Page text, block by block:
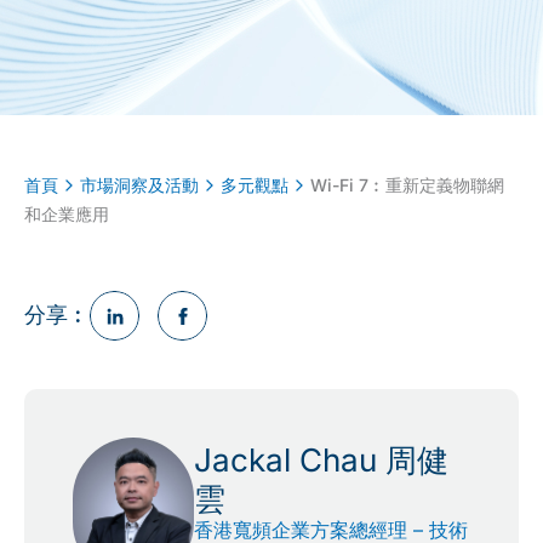
首頁 市場洞察及活動 多元觀點
Wi-Fi 7︰重新定義物聯網
和企業應用
分享︰
Jackal Chau 周健
雲
香港寬頻企業方案總經理 – 技術